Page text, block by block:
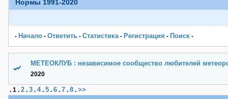
Нормы 1991-2020
- Начало - Ответить - Статистика- Pегистрация - Поиск -
МЕТЕОКЛУБ : независимое сообщество любителей
2020
. 1 . 2 . 3 . 4. 5 . 6 . 7 . 8 . >>